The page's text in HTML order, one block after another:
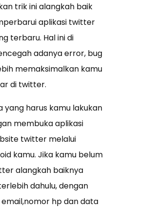
trik ini alangkah baik
aplikasi twitter
terbaru. Hal ini di
adanya error, bug
memaksimalkan kamu
di twitter.
yang harus kamu lakukan
membuka aplikasi
twitter melalui
kamu. Jika kamu belum
alangkah baiknya
dahulu, dengan
hp dan data